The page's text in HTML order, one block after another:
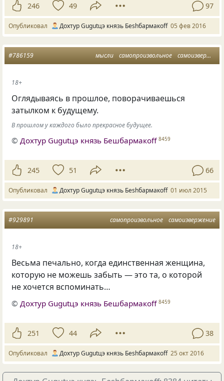
246 49 97
Опубликовал Дохтур Gugutцэ князь Беshбармакоff 05 фев 2016
мысли самопроизвольное самоизвержение
#786159
18+
Оглядываясь в прошлое, поворачиваешься
затылком к будущему.
В прошлом у каждого было прекрасное будущее.
© Дохтур Gugutцэ князь Бешбармакоff 8459
245 51 66
Опубликовал Дохтур Gugutцэ князь Беshбармакоff 01 июл 2015
самопроизвольное самоизвержение
#929891
18+
Весьма печально, когда единственная женщина,
которую не можешь забыть — это та, о которой
не хочется вспоминать…
© Дохтур Gugutцэ князь Бешбармакоff 8459
251 44 38
Опубликовал Дохтур Gugutцэ князь Беshбармакоff 25 окт 2016